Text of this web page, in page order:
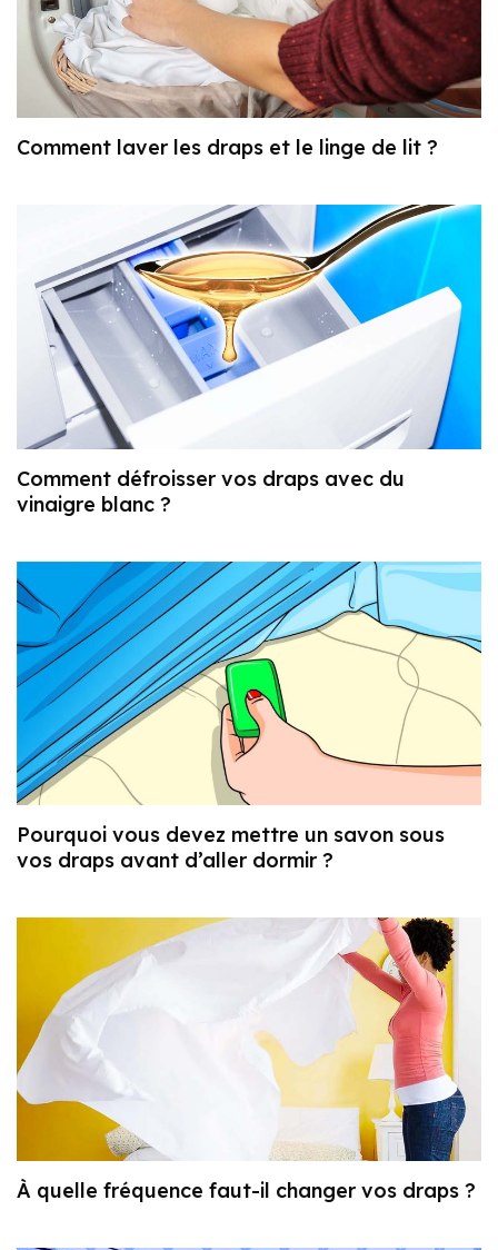
Comment laver les draps et le linge de lit ?
Comment défroisser vos draps avec du
vinaigre blanc ?
Pourquoi vous devez mettre un savon sous
vos draps avant d’aller dormir ?
À quelle fréquence faut-il changer vos draps ?